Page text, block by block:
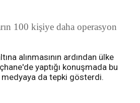
100 kişiye daha operasyon
alınmasının ardından ülke
yaptığı konuşmada bu
medyaya da tepki gösterdi.